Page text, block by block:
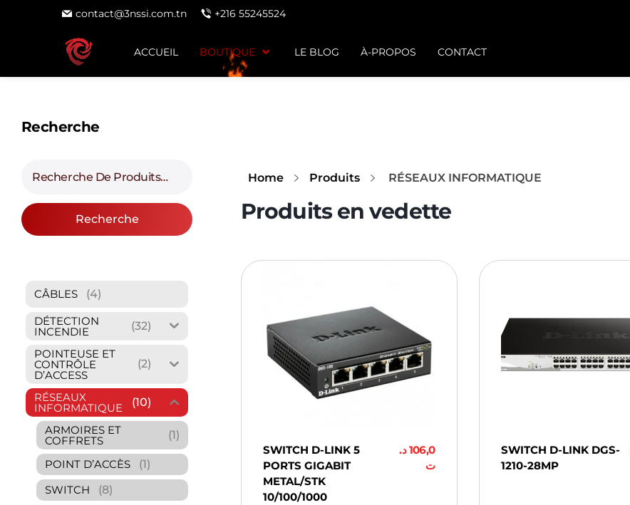
contact@3nssi.com.tn +216 55245524
ACCUEIL BOUTIQUE LE BLOG À-PROPOS CONTACT
Home Produits RÉSEAUX INFORMATIQUE
SWITCH D-LINK 5
PORTS GIGABIT
METAL/STK
10/100/1000
106,0د.
ت
SWITCH D-LINK DGS-
1210-28MP
Recherche
Recherche
CÂBLES
(4)
DÉTECTION
INCENDIE (32)
POINTEUSE ET
CONTRÔLE
D’ACCESS
(2)
RÉSEAUX
INFORMATIQUE (10)
ARMOIRES ET
COFFRETS (1)
POINT D’ACCÈS
(1)
SWITCH
(8)